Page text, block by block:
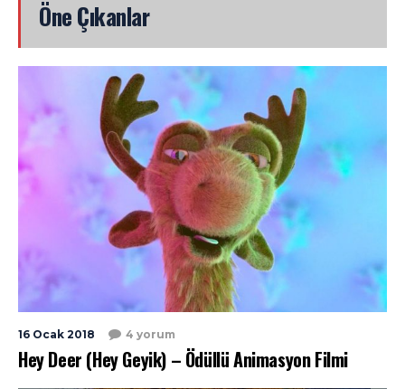
Öne Çıkanlar
16 Ocak 2018 4 yorum
Hey Deer (Hey Geyik) – Ödüllü Animasyon Filmi